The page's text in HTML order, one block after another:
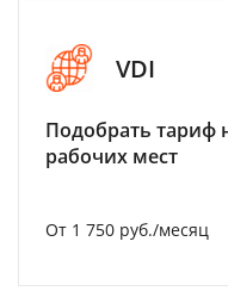
VDI
Подобрать тариф
рабочих мест
От 1 750 руб./месяц